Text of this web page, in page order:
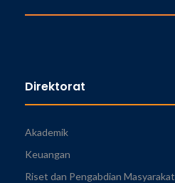
Direktorat
Akademik
Keuangan
Riset dan Pengabdian Masyarakat